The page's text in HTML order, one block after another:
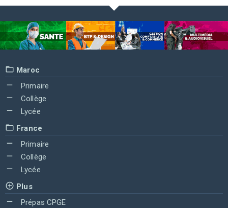
Maroc
Primaire
Collège
Lycée
France
Primaire
Collège
Lycée
Plus
Prépas CPGE